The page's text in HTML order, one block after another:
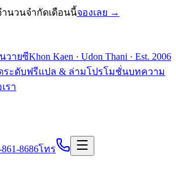
นวนจำกัดเดือนนี้จองเลย →
วายซีKhon Kaen · Udon Thani · Est. 2006
ระดับฟรีแปล & ล่ามโปรโมชั่นบทความ
รา
8686โทร